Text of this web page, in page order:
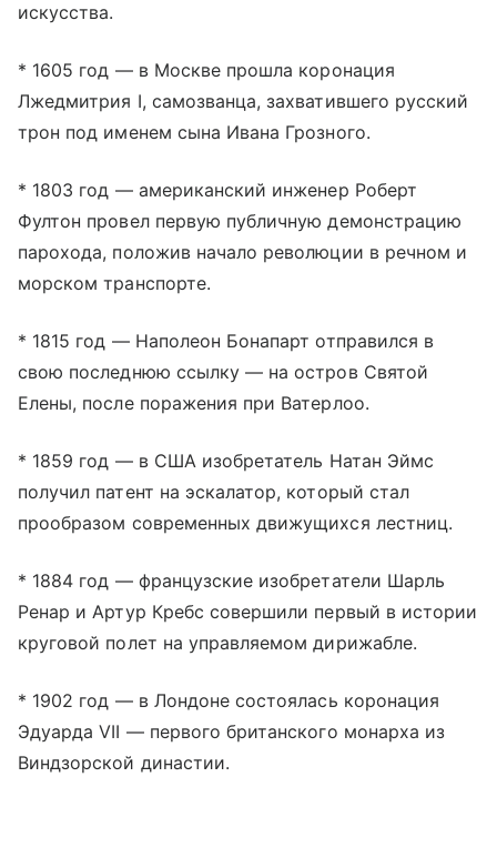
искусства.
* 1605 год — в Москве прошла коронация
Лжедмитрия I, самозванца, захватившего русский
трон под именем сына Ивана Грозного.
* 1803 год — американский инженер Роберт
Фултон провел первую публичную демонстрацию
парохода, положив начало революции в речном и
морском транспорте.
* 1815 год — Наполеон Бонапарт отправился в
свою последнюю ссылку — на остров Святой
Елены, после поражения при Ватерлоо.
* 1859 год — в США изобретатель Натан Эймс
получил патент на эскалатор, который стал
прообразом современных движущихся лестниц.
* 1884 год — французские изобретатели Шарль
Ренар и Артур Кребс совершили первый в истории
круговой полет на управляемом дирижабле.
* 1902 год — в Лондоне состоялась коронация
Эдуарда VII — первого британского монарха из
Виндзорской династии.